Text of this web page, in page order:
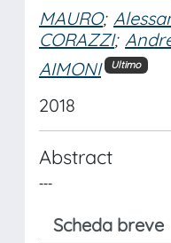
MAURO;
CORAZZI;
AIMONI
Ultimo
2018
Abstract
---
Scheda breve